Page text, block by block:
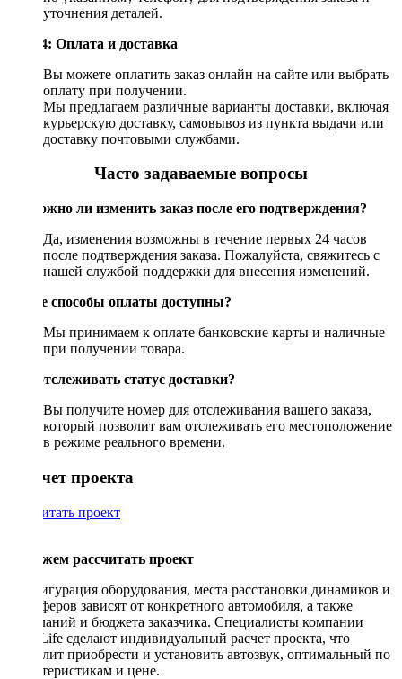
уточнения деталей.
Шаг 4: Оплата и доставка
Вы можете оплатить заказ онлайн на сайте или выбрать
оплату при получении.
Мы предлагаем различные варианты доставки, включая
курьерскую доставку, самовывоз из пункта выдачи или
доставку почтовыми службами.
Часто задаваемые вопросы
Возможно ли изменить заказ после его подтверждения?
Да, изменения возможны в течение первых 24 часов
после подтверждения заказа. Пожалуйста, свяжитесь с
нашей службой поддержки для внесения изменений.
Какие способы оплаты доступны?
Мы принимаем к оплате банковские карты и наличные
при получении товара.
Как отслеживать статус доставки?
Вы получите номер для отслеживания вашего заказа,
который позволит вам отслеживать его местоположение
в режиме реального времени.
Рассчет проекта
Рассчитать проект
Поможем рассчитать проект
Конфигурация оборудования, места расстановки динамиков и
сабвуферов зависят от конкретного автомобиля, а также
пожеланий и бюджета заказчика. Специалисты компании
DriveLife сделают индивидуальный расчет проекта, что
позволит приобрести и установить автозвук, оптимальный по
характеристикам и цене.